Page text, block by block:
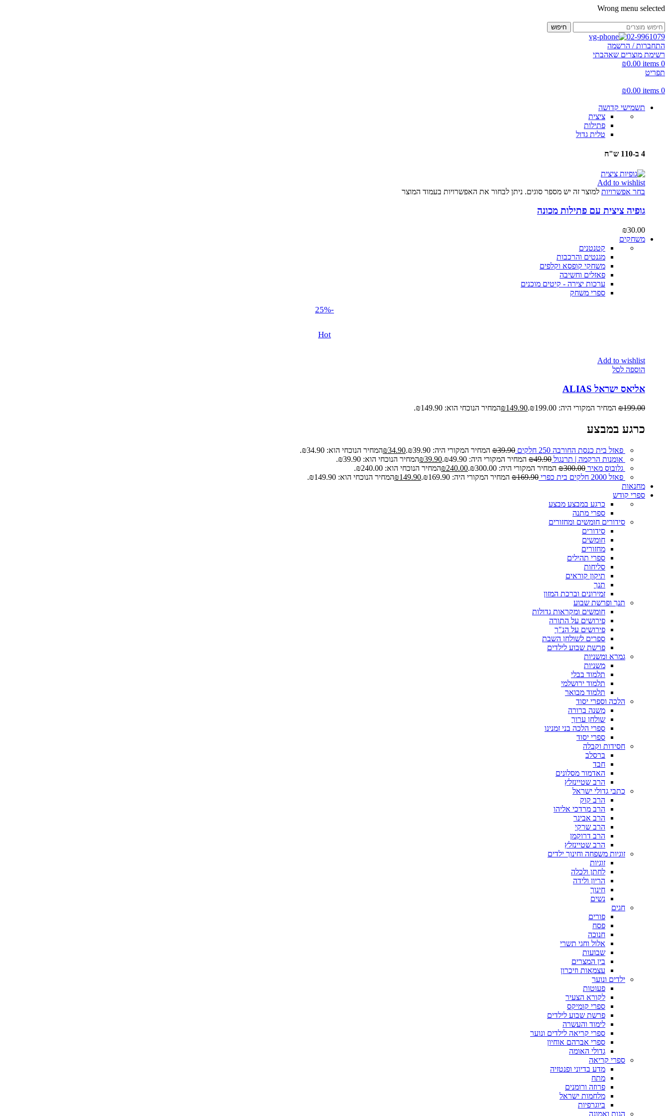
Wrong menu selected
חיפוש
02-9961079
התחברות / הרשמה
רשימת מוצרים שאהבתי
0
items
₪0.00
תפריט
0
items
₪0.00
תשמישי קדושה
ציצית
פתילות
טלית גדול
4 ב-110 ש"ח
Add to wishlist
בחר אפשרויות למוצר זה יש מספר סוגים. ניתן לבחור את האפשרויות בעמוד המוצר
גופיה ציצית עם פתילות מכונה
₪30.00
משחקים
קטנטנים
מגנטים והרכבות
משחקי קופסא וקלפים
פאזלים וחשיבה
ערכות יצירה - קיטים מוכנים
ספרי משחק
-25%
Hot
Add to wishlist
הוספה לסל
אליאס ישראל ALIAS
₪199.00 המחיר המקורי היה: ₪199.00. ₪149.90 המחיר הנוכחי הוא: ₪149.90.
כרגע במבצע
פאזל בית כנסת החורבה 250 חלקים ₪39.90 המחיר המקורי היה: ₪39.90. ₪34.90
המחיר הנוכחי הוא: ₪34.90.
אומנות הרקמה | תרנגול
₪49.90 המחיר המקורי היה: ₪49.90. ₪39.90
המחיר הנוכחי הוא: ₪39.90.
גלובוס מאיר
₪300.00 המחיר המקורי היה: ₪300.00. ₪240.00
המחיר הנוכחי הוא: ₪240.00.
פאזל 2000 חלקים בית כפרי
₪169.90 המחיר המקורי היה: ₪169.90. ₪149.90
המחיר הנוכחי הוא: ₪149.90.
מחנאות
ספרי קודש
כרגע במבצע מבצע
ספרי מתנה
סידורים חומשים ומחזורים
סידורים
חומשים
מחזורים
ספרי תהילים
סליחות
תיקון קוראים
תנך
זמירונים וברכת המזון
תנך ופרשת שבוע
חומשים ומקראות גדולות
פירושים על התורה
פירושים על הנ"ך
ספרים לשולחן השבת
פרשת שבוע לילדים
גמרא ומשניות
משניות
תלמוד בבלי
תלמוד ירושלמי
תלמוד מבואר
הלכה וספרי יסוד
משנה ברורה
שולחן ערוך
ספרי הלכה בני זמנינו
ספרי יסוד
חסידות וקבלה
ברסלב
חבד
האדמור מסלונים
הרב שטיינזלץ
כתבי גדולי ישראל
הרב קוק
הרב מרדכי אליהו
הרב אבינר
הרב שרקי
הרב דרוקמן
הרב שטיינזלץ
זוגיות משפחה וחינוך ילדים
זוגיות
לחתן ולכלה
הריון ולידה
חינוך
נשים
חגים
פורים
פסח
חנוכה
אלול וחגי תשרי
שבועות
בין המצרים
עצמאות וזיכרון
ילדים ונוער
פעוטות
לקורא הצעיר
ספרי קומיקס
פרשת שבוע לילדים
לימוד והעשרה
ספרי קריאה לילדים ונוער
ספרי אברהם אוחיון
גדולי האומה
ספרי קריאה
מדע בדיוני ופנטזיה
מתח
פרוזה ורומנים
מלחמות ישראל
ביוגרפיות
הגות ואמונה